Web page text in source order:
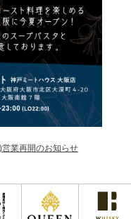
営業再開のお知らせ